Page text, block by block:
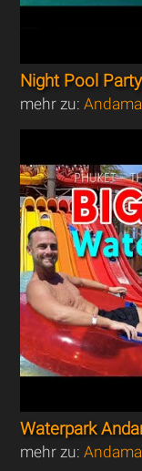
Night Pool
mehr zu:
Waterpark
mehr zu: